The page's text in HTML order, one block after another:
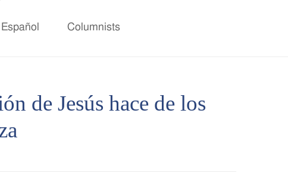
Español Columnists
de Jesús hace de los